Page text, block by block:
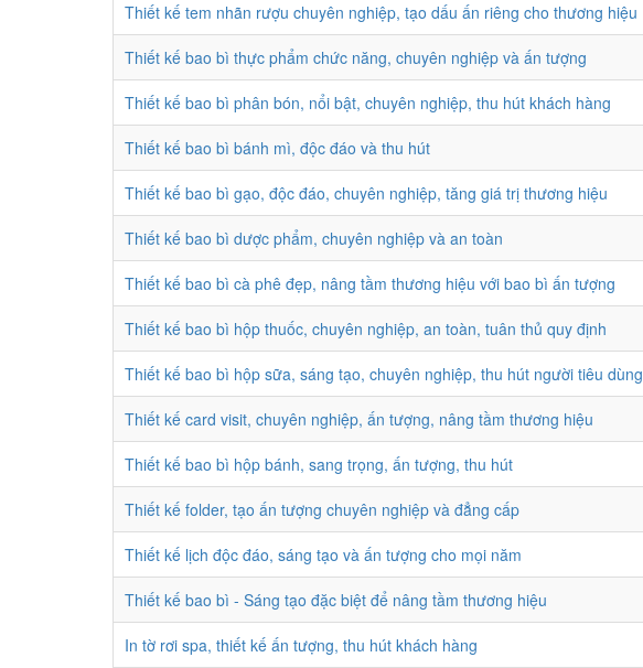
Thiết kế tem nhãn rượu chuyên nghiệp, tạo dấu ấn riêng cho thương hiệu
Thiết kế bao bì thực phẩm chức năng, chuyên nghiệp và ấn tượng
Thiết kế bao bì phân bón, nổi bật, chuyên nghiệp, thu hút khách hàng
Thiết kế bao bì bánh mì, độc đáo và thu hút
Thiết kế bao bì gạo, độc đáo, chuyên nghiệp, tăng giá trị thương hiệu
Thiết kế bao bì dược phẩm, chuyên nghiệp và an toàn
Thiết kế bao bì cà phê đẹp, nâng tầm thương hiệu với bao bì ấn tượng
Thiết kế bao bì hộp thuốc, chuyên nghiệp, an toàn, tuân thủ quy định
Thiết kế bao bì hộp sữa, sáng tạo, chuyên nghiệp, thu hút người tiêu dùng
Thiết kế card visit, chuyên nghiệp, ấn tượng, nâng tầm thương hiệu
Thiết kế bao bì hộp bánh, sang trọng, ấn tượng, thu hút
Thiết kế folder, tạo ấn tượng chuyên nghiệp và đẳng cấp
Thiết kế lịch độc đáo, sáng tạo và ấn tượng cho mọi năm
Thiết kế bao bì - Sáng tạo đặc biệt để nâng tầm thương hiệu
In tờ rơi spa, thiết kế ấn tượng, thu hút khách hàng